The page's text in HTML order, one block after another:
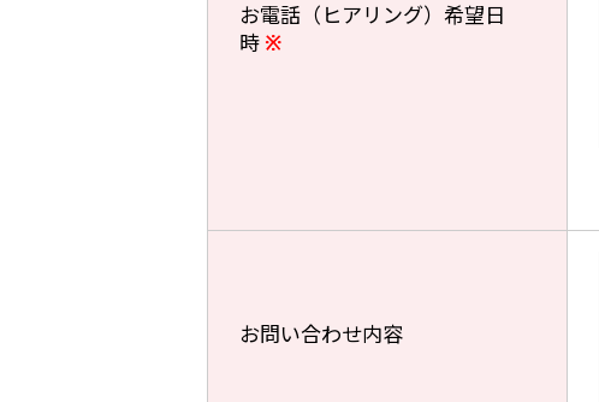
お電話（ヒアリング）希望日
時 ※
お問い合わせ内容